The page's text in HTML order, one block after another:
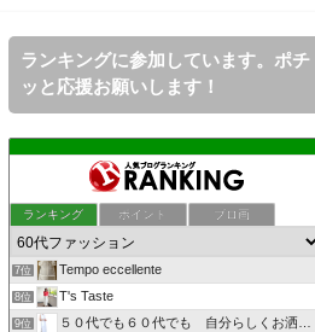
ランキングに参加しています。ポチ
ッと応援お願いします！
ランキング ポイント ブロ画
7位 Tempo eccellente
8位 T's Taste
9位 ５０代でも６０代でも 自分らしくお洒落を楽しむコツ